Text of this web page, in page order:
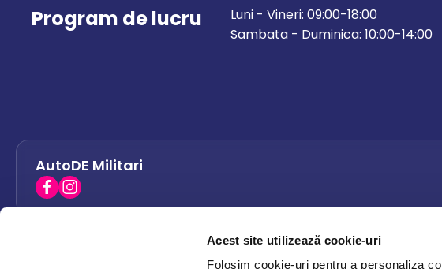
Acest site utilizează cookie-uri
Folosim cookie-uri pentru a personaliza
Program de lucru
Luni - Vineri: 09:00-18:00
Sambata - Duminica: 10:00-14:00
AutoDE Militari